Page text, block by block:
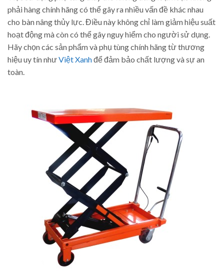
phải hàng chính hãng có thể gây ra nhiều vấn đề khác nhau
cho bàn nâng thủy lực. Điều này không chỉ làm giảm hiệu suất
hoạt động mà còn có thể gây nguy hiểm cho người sử dụng.
Hãy chọn các sản phẩm và phụ tùng chính hãng từ thương
hiệu uy tín nhưViệt Xanhđể đảm bảo chất lượng và sự an
toàn.